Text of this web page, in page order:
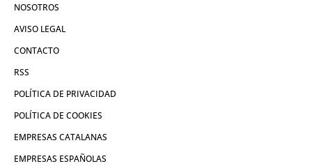
NOSOTROS
AVISO LEGAL
CONTACTO
RSS
POLÍTICA DE PRIVACIDAD
POLÍTICA DE COOKIES
EMPRESAS CATALANAS
EMPRESAS ESPAÑOLAS